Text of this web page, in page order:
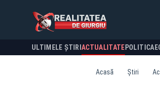
ULTIMELE ȘTIRI ACTUALITATE POLITICA
Acasă Știri